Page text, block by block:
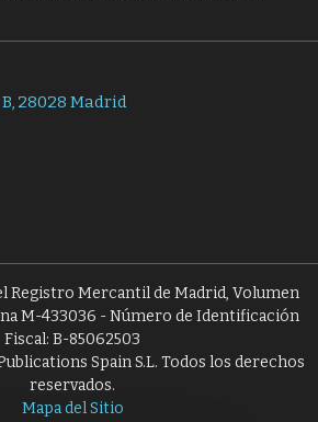
28028 Madrid
Registro Mercantil de Madrid, Volumen
M-433036 - Número de Identificación
Fiscal: B-85062503
Spain S.L. Todos los derechos
reservados.
Mapa del Sitio